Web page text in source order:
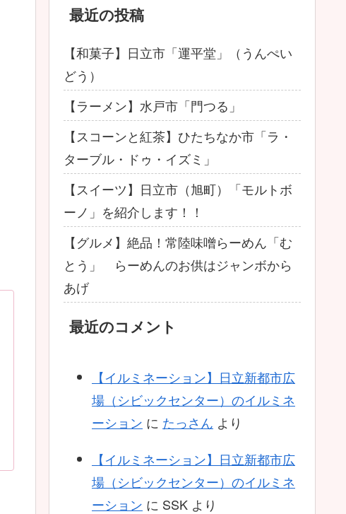
最近の投稿
【和菓子】日立市「運平堂」（うんぺい
どう）
【ラーメン】水戸市「門つる」
【スコーンと紅茶】ひたちなか市「ラ・
ターブル・ドゥ・イズミ」
【スイーツ】日立市（旭町）「モルトボ
ーノ」を紹介します！！
【グルメ】絶品！常陸味噌らーめん「む
とう」 らーめんのお供はジャンボから
あげ
最近のコメント
【イルミネーション】日立新都市広
場（シビックセンター）のイルミネ
ーション に たっさん より
【イルミネーション】日立新都市広
場（シビックセンター）のイルミネ
ーション に SSK より